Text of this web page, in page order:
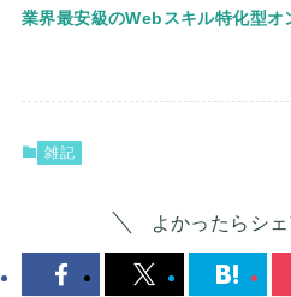
業界最安級のWebスキル特化型
雑記
よかったらシェ